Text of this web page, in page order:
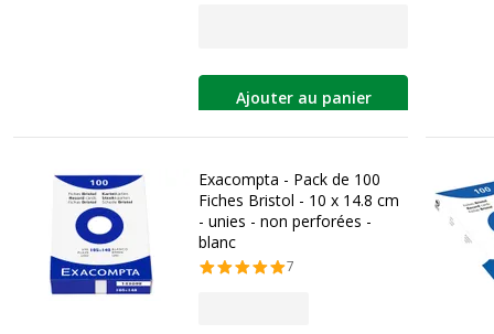
Ajouter au panier
Exacompta - Pack de 100
Fiches Bristol - 10 x 14.8 cm
- unies - non perforées -
blanc
7